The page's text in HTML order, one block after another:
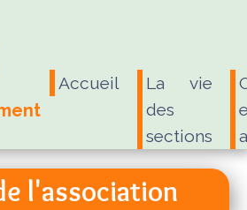
Accueil
La vie
des
sections
l'association